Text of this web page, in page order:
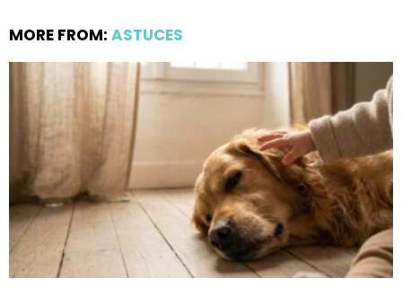
MORE FROM: ASTUCES